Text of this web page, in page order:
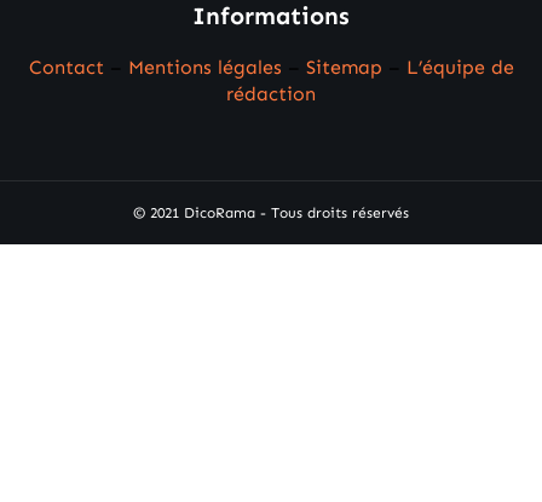
Informations
Contact Mentions légales Sitemap
L’équipe de
rédaction
© 2021 DicoRama - Tous droits réservés